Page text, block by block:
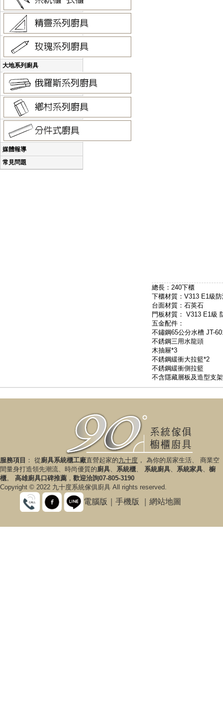
大地系列廚具
媒體報導
常見問題
總長：240下櫃
下櫃材質：V313 E1級
台面材質：石英石
門板材質： V313 E1級
五金配件：
不鏽鋼65公分水槽 JT-
不銹鋼三用水龍頭
木抽屜*3
不銹鋼緩衝大拉籃*2
不銹鋼緩衝側拉籃
不含隱藏層板及造型支架
服務項目 ： 從廚具系統櫃工廠直營起家的九十度 ， 為你的居家生活、 商業空
間量身打造領先潮流、時尚優質的廚具、 系統櫃、 系統廚具、 系統家具、 櫥
櫃。 高雄廚具口碑推薦 ， 歡迎洽詢07-805-3190
Copyright © 2022 九十度系統傢俱廚具 All rights reserved.
電腦版 手機版 網站地圖